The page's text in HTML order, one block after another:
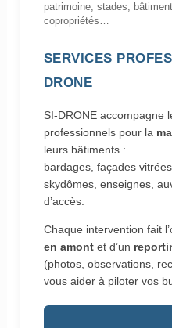
patrimoine, stades,
copropriétés…
SERVICES
DRONE
SI-DRONE accompagne
professionnels pour la
leurs bâtiments :
bardages, façades
skydômes, enseignes,
d’accès.
Chaque intervention fait
en amontet d’un
(photos, observations,
vous aider à piloter vos